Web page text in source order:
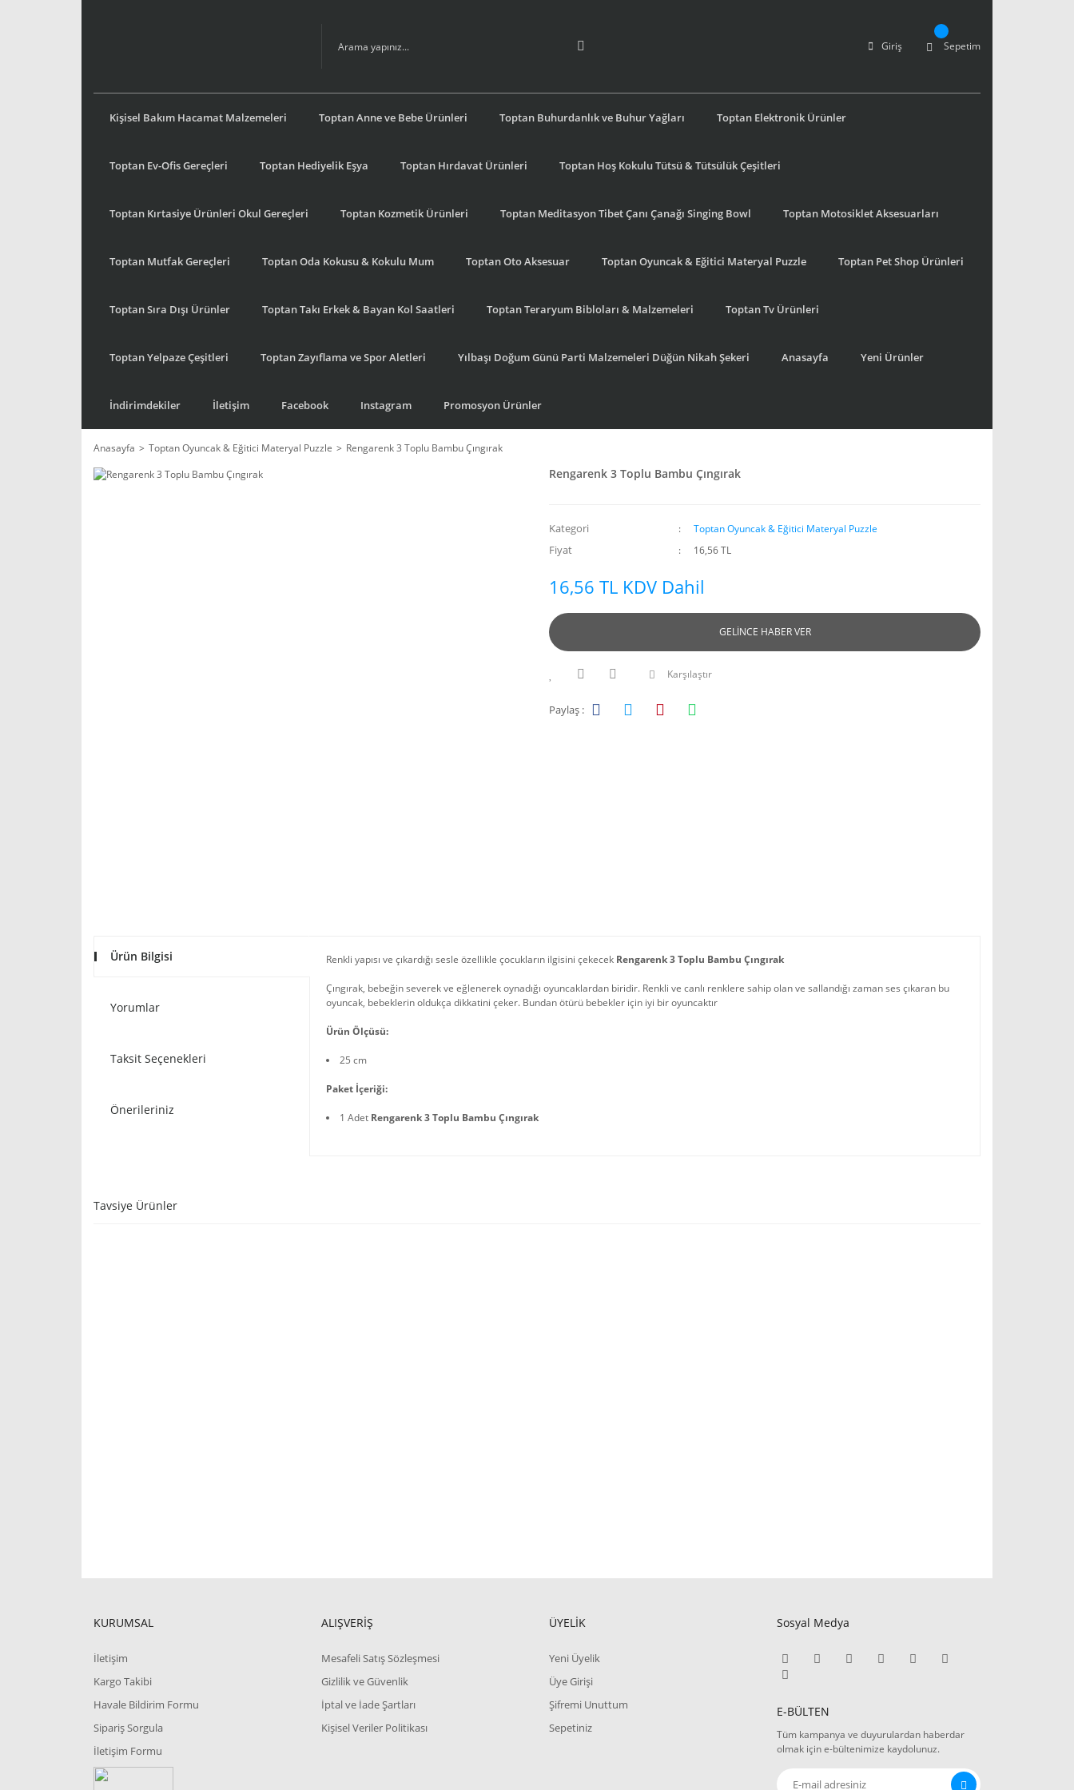
Giriş Sepetim
Kişisel Bakım Hacamat Malzemeleri Toptan Anne ve Bebe Ürünleri Toptan Buhurdanlık ve Buhur Yağları Toptan Elektronik Ürünler
Toptan Ev-Ofis Gereçleri Toptan Hediyelik Eşya Toptan Hırdavat Ürünleri Toptan Hoş Kokulu Tütsü & Tütsülük Çeşitleri
Toptan Kırtasiye Ürünleri Okul Gereçleri Toptan Kozmetik Ürünleri Toptan Meditasyon Tibet Çanı Çanağı Singing Bowl Toptan Motosiklet Aksesuarları
Toptan Mutfak Gereçleri Toptan Oda Kokusu & Kokulu Mum Toptan Oto Aksesuar Toptan Oyuncak & Eğitici Materyal Puzzle Toptan Pet Shop Ürünleri
Toptan Sıra Dışı Ürünler Toptan Takı Erkek & Bayan Kol Saatleri Toptan Teraryum Bibloları & Malzemeleri Toptan Tv Ürünleri
Toptan Yelpaze Çeşitleri Toptan Zayıflama ve Spor Aletleri Yılbaşı Doğum Günü Parti Malzemeleri Düğün Nikah Şekeri Anasayfa Yeni Ürünler
İndirimdekiler İletişim Facebook Instagram Promosyon Ürünler
Anasayfa Toptan Oyuncak & Eğitici Materyal Puzzle Rengarenk 3 Toplu Bambu Çıngırak
Rengarenk 3 Toplu Bambu Çıngırak
Kategori Toptan Oyuncak & Eğitici Materyal Puzzle
Fiyat 16,56 TL
16,56 TL KDV Dahil
GELİNCE HABER VER
Karşılaştır
Paylaş :
Ürün Bilgisi
Yorumlar
Taksit Seçenekleri
Önerileriniz
Renkli yapısı ve çıkardığı sesle özellikle çocukların ilgisini çekecek Rengarenk 3 Toplu Bambu Çıngırak
Çıngırak, bebeğin severek ve eğlenerek oynadığı oyuncaklardan biridir. Renkli ve canlı renklere sahip olan ve sallandığı zaman ses çıkaran bu
oyuncak, bebeklerin oldukça dikkatini çeker. Bundan ötürü bebekler için iyi bir oyuncaktır
Ürün Ölçüsü:
25 cm
Paket İçeriği:
1 Adet Rengarenk 3 Toplu Bambu Çıngırak
Tavsiye Ürünler
KURUMSAL
İletişim
Kargo Takibi
Havale Bildirim Formu
Sipariş Sorgula
İletişim Formu
ALIŞVERİŞ
Mesafeli Satış Sözleşmesi
Gizlilik ve Güvenlik
İptal ve İade Şartları
Kişisel Veriler Politikası
ÜYELİK
Yeni Üyelik
Üye Girişi
Şifremi Unuttum
Sepetiniz
Sosyal Medya
E-BÜLTEN
Tüm kampanya ve duyurulardan haberdar
olmak için e-bültenimize kaydolunuz.